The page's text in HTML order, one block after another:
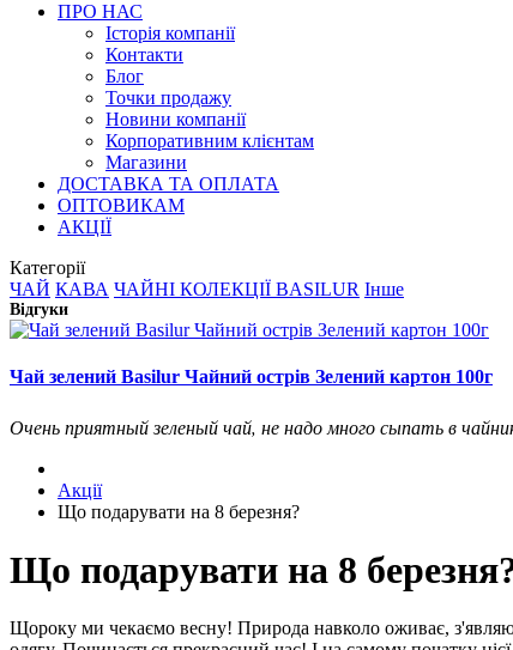
ПРО НАС
Історія компанії
Контакти
Блог
Точки продажу
Новини компанії
Корпоративним клієнтам
Магазини
ДОСТАВКА ТА ОПЛАТА
ОПТОВИКАМ
АКЦІЇ
Категорії
ЧАЙ КАВА ЧАЙНІ КОЛЕКЦІЇ BASILUR Інше
Відгуки
Чай зелений Basilur Чайний острів Зелений картон 100г
Очень приятный зеленый чай, не надо много сыпать в
Акції
Що подарувати на 8 березня?
Що подарувати на 8
Щороку ми чекаємо весну! Природа навколо оживає,